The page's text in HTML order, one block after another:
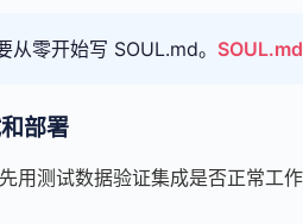
从零开始写 SOUL.md。
部署
用测试数据验证集成是否正常工